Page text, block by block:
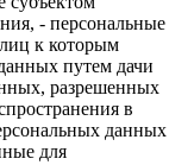
- персональные
к которым
путем дачи
разрешенных
в
данных
для